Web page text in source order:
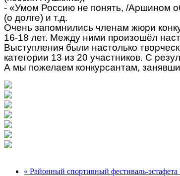
- «Умом Россию не понять, /Аршином
(о долге) и т.д.
Очень запомнились членам жюри
16-18 лет. Между ними произошёл
Выступления были настолько
категории 13 из 20 участников. С
А мы пожелаем конкурсантам,
« Районный спортивный фестиваль-